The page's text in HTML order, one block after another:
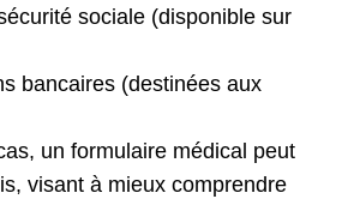
sociale (disponible sur
bancaires (destinées aux
un formulaire médical peut
visant à mieux comprendre